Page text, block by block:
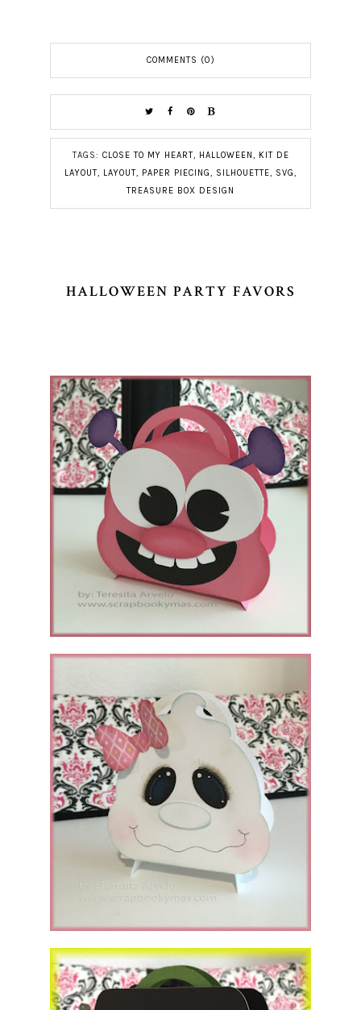
COMMENTS (0)
TAGS: CLOSE TO MY HEART, HALLOWEEN
KIT DE
LAYOUT
LAYOUT PAPER PIECING SILHOUETTE SVG
TREASURE BOX DESIGN
HALLOWEEN PARTY FAVORS